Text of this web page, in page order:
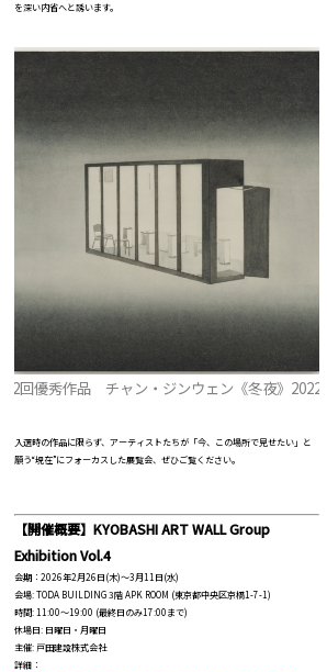
を深い内省へと誘います。
2回優秀作品 チャン・ジンウェン《冬夜》2022年
入選時の作品に限らず、アーティストたちが「今、この場所で見せたい」と
願う“現在”にフォーカスした展覧会、ぜひご覧ください。
【開催概要】KYOBASHI ART WALL Group
Exhibition Vol.4
会期：2026年2月26日(木)～3月11日(水)
会場: TODA BUILDING 3階 APK ROOM (東京都中央区京橋1-7-1)
時間: 11:00～19:00 (最終日のみ17:00まで)
休場日: 日曜日・月曜日
主催: 戸田建設株式会社
詳細：